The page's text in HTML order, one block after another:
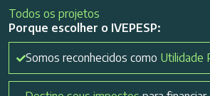
Todos os projetos
Porque escolher o IVEPESP:
Somos reconhecidos como Utilidade